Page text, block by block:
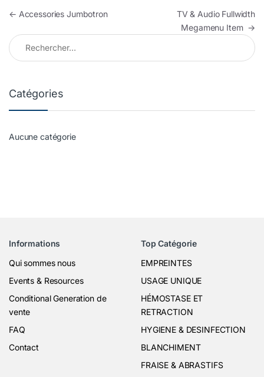
Navigation de l’article
← Accessories Jumbotron
TV & Audio Fullwidth
Megamenu Item →
Rechercher :
Catégories
Aucune catégorie
Informations
Qui sommes nous
Events & Resources
Conditional Generation de
vente
FAQ
Contact
Top Catégorie
EMPREINTES
USAGE UNIQUE
HÉMOSTASE ET
RETRACTION
HYGIENE & DESINFECTION
BLANCHIMENT
FRAISE & ABRASTIFS